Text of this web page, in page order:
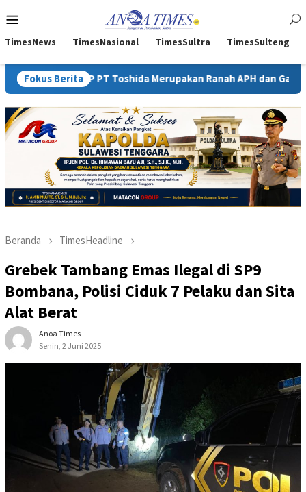
ke
Mobile
TimesNews TimesNasional TimesSultra TimesSulteng
Fokus Berita
Toshida Merupakan Ranah APH dan Gakkum ESDM
Beranda TimesHeadline
Grebek Tambang Emas Ilegal di SP9
Bombana, Polisi Ciduk 7 Pelaku dan Sita
Alat Berat
Anoa Times
Senin, 2 Juni 2025